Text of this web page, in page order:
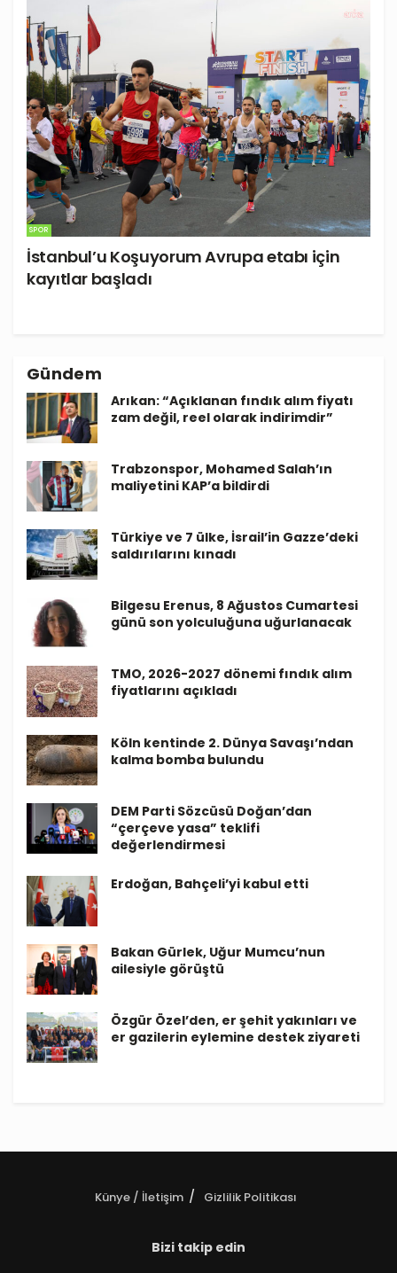
SPOR
İstanbul’u Koşuyorum Avrupa etabı için
kayıtlar başladı
Gündem
Arıkan: “Açıklanan fındık alım fiyatı
zam değil, reel olarak indirimdir”
Trabzonspor, Mohamed Salah’ın
maliyetini KAP’a bildirdi
Türkiye ve 7 ülke, İsrail’in Gazze’deki
saldırılarını kınadı
Bilgesu Erenus, 8 Ağustos Cumartesi
günü son yolculuğuna uğurlanacak
TMO, 2026-2027 dönemi fındık alım
fiyatlarını açıkladı
Köln kentinde 2. Dünya Savaşı’ndan
kalma bomba bulundu
DEM Parti Sözcüsü Doğan’dan
“çerçeve yasa” teklifi
değerlendirmesi
Erdoğan, Bahçeli’yi kabul etti
Bakan Gürlek, Uğur Mumcu’nun
ailesiyle görüştü
Özgür Özel’den, er şehit yakınları ve
er gazilerin eylemine destek ziyareti
Künye / İletişim Gizlilik Politikası
Bizi takip edin